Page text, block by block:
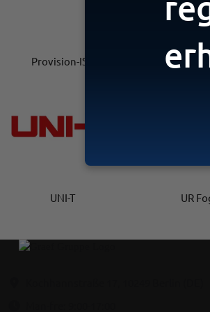
Provision-ISR Safire
UNI-T UR